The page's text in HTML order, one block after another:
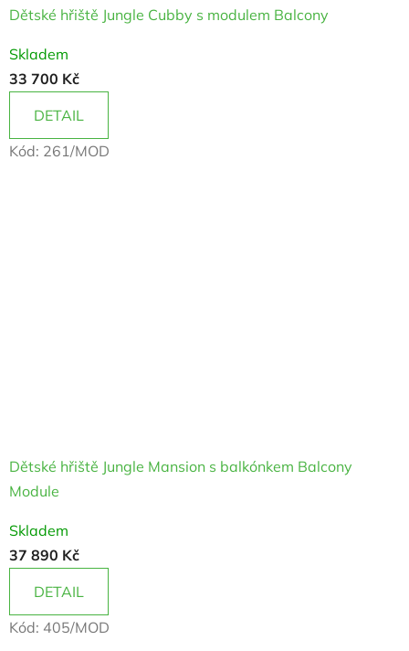
Dětské hřiště Jungle Cubby s modulem Balcony
Skladem
33 700 Kč
DETAIL
Kód: 261/MOD
Dětské hřiště Jungle Mansion s balkónkem Balcony
Module
Skladem
37 890 Kč
DETAIL
Kód: 405/MOD